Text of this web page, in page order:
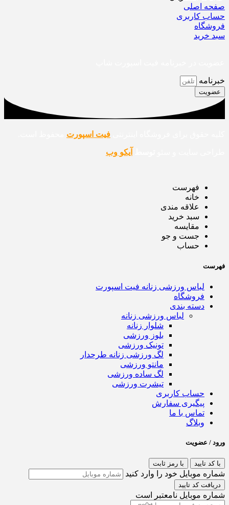
صفحه اصلی
حساب کاربری
فروشگاه
سبد خرید
خبرنامه
عضویت
فیت اسپورت
آیکو وب
فهرست
خانه
علاقه مندی
سبد خرید
مقایسه
جست و جو
حساب
فهرست
لباس ورزشی زنانه فیت اسپورت
فروشگاه
دسته بندی
لباس ورزشی زنانه
شلوار زنانه
بلوز ورزشی
تونیک ورزشی
لگ ورزشی زنانه طرحدار
مانتو ورزشی
لگ ساده ورزشی
تیشرت ورزشی
حساب کاربری
پیگیری سفارش
تماس با ما
وبلاگ
ورود / عضویت
با کد تایید با رمز ثابت
شماره موبایل خود را وارد کنید
دریافت کد تایید
شماره موبایل نامعتبر است